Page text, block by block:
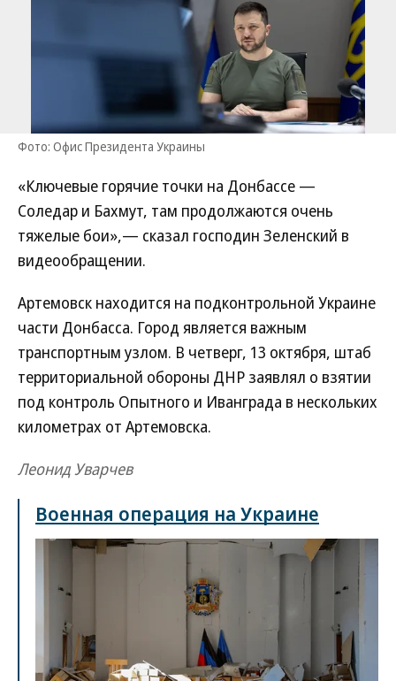
Фото: Офис Президента Украины
«Ключевые горячие точки на Донбассе —
Соледар и Бахмут, там продолжаются очень
тяжелые бои»,— сказал господин Зеленский в
видеообращении.
Артемовск находится на подконтрольной Украине
части Донбасса. Город является важным
транспортным узлом. В четверг, 13 октября, штаб
территориальной обороны ДНР заявлял о взятии
под контроль Опытного и Иванграда в нескольких
километрах от Артемовска.
Леонид Уварчев
Военная операция на Украине